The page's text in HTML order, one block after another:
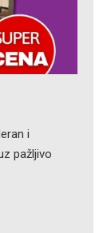
i
pažljivo